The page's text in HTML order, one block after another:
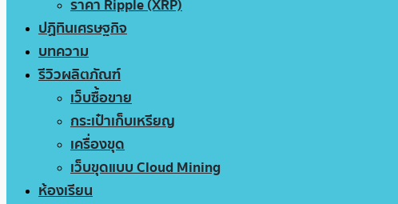
ราคา Ripple (XRP)
ปฏิทินเศรษฐกิจ
บทความ
รีวิวผลิตภัณฑ์
เว็บซื้อขาย
กระเป๋าเก็บเหรียญ
เครื่องขุด
เว็บขุดแบบ Cloud Mining
ห้องเรียน